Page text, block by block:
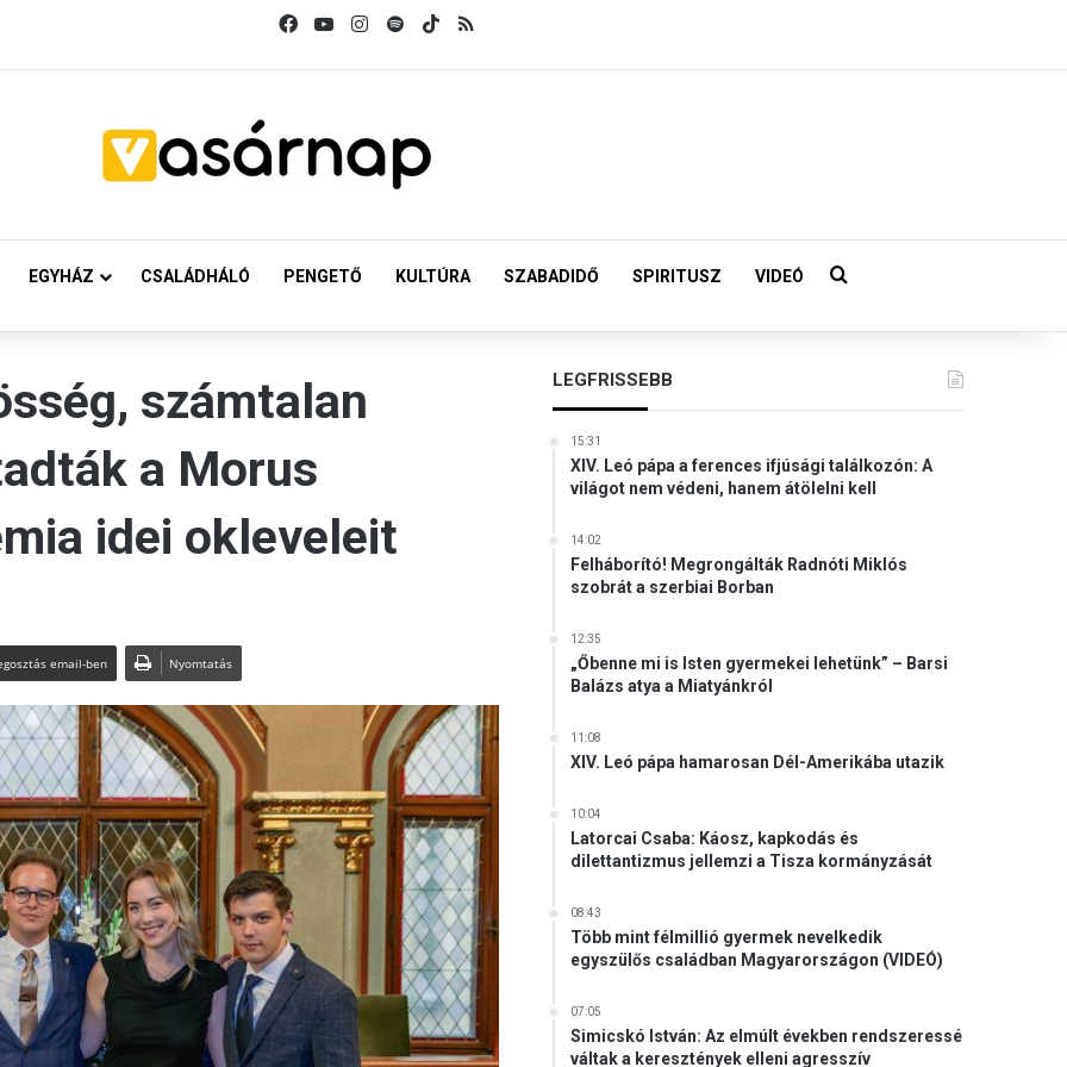
FacebookYouTubeInstagram
SpotifyTikTok
EGYHÁZ CSALÁDHÁLÓ PENGETŐ KULTÚRA SZABADIDŐ SPIRITUSZ VIDEÓ Keresés:
számtalan
a Morus
idei okleveleit
email-ben Nyomtatás
LEGFRISSEBB
15:31
XIV. Leó pápa a ferences ifjúsági találkozón: A
világot nem védeni, hanem átölelni kell
14:02
Felháborító! Megrongálták Radnóti Miklós
szobrát a szerbiai Borban
12:35
„Őbenne mi is Isten gyermekei lehetünk” – Barsi
Balázs atya a Miatyánkról
11:08
XIV. Leó pápa hamarosan Dél-Amerikába utazik
10:04
Latorcai Csaba: Káosz, kapkodás és
dilettantizmus jellemzi a Tisza kormányzását
08:43
Több mint félmillió gyermek nevelkedik
egyszülős családban Magyarországon (VIDEÓ)
07:05
Simicskó István: Az elmúlt években rendszeressé
váltak a keresztények elleni agresszív